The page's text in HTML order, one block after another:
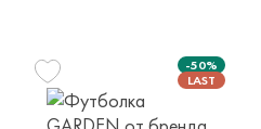
-50%